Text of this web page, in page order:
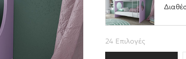
24 Επιλογές